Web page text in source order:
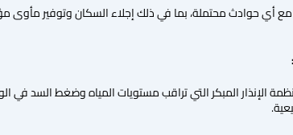
أي حوادث محتملة، بما في ذلك إجلاء السكان وتوفير مأوى
أنظمة الإنذار المبكر التي تراقب مستويات المياه وضغط السد